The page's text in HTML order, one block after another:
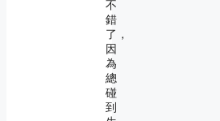
不
錯
了，
因
為
總
碰
到